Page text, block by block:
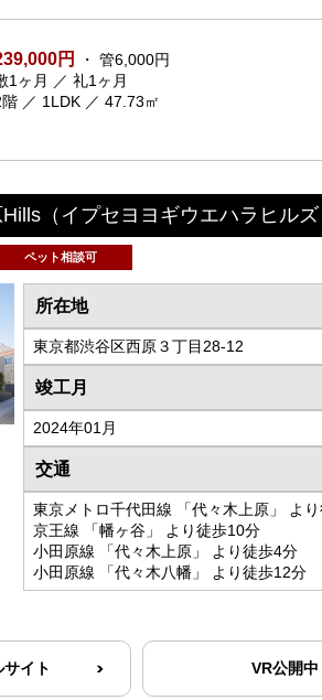
円
・ 管6,000円
1ヶ月 ／ 礼1ヶ月
階 ／ 1LDK ／ 47.73㎡
（イプセヨヨギウエハラヒル
ペット相談可
所在地
東京都渋谷区西原３丁目28-12
竣工月
2024年01月
交通
東京メトロ千代田線 「代々木上原」 よ
京王線 「幡ヶ谷」 より徒歩10分
小田原線 「代々木上原」 より徒歩4分
小田原線 「代々木八幡」 より徒歩12分
イト VR公開中